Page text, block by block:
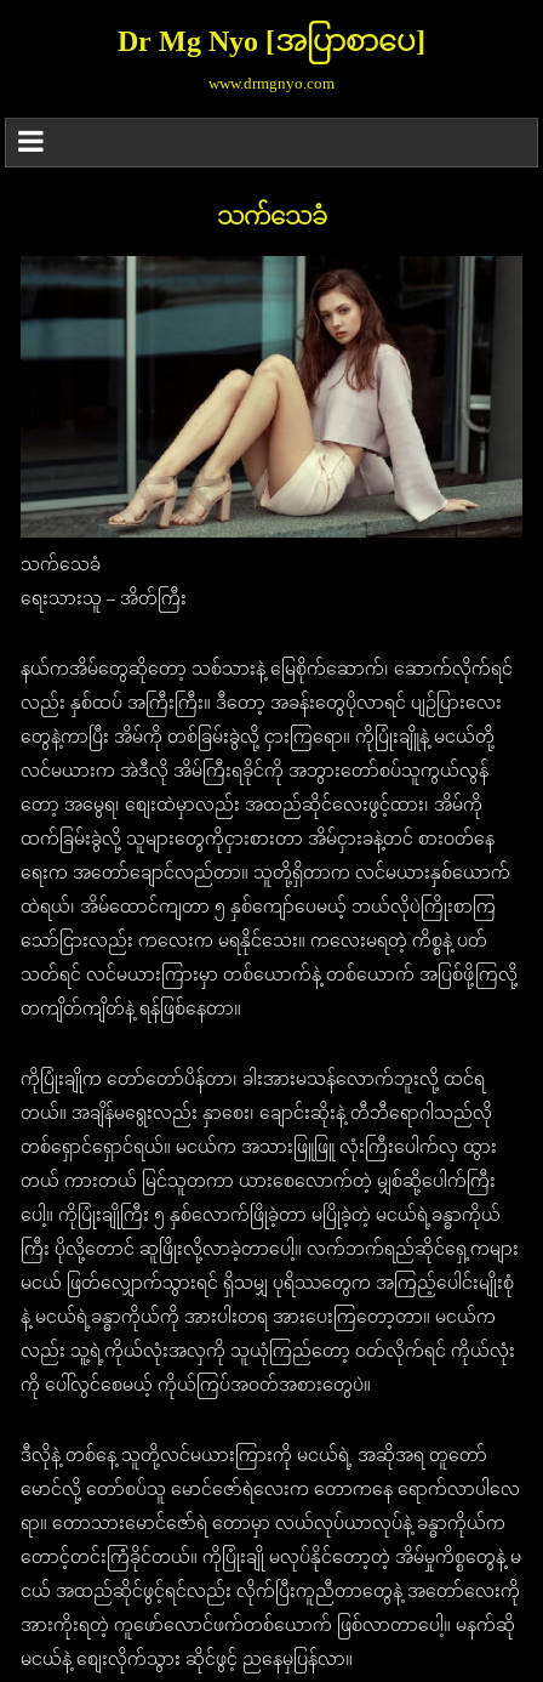
Dr Mg Nyo [အပြာစာပေ]
www.drmgnyo.com
သက်သေခံ
သက်သေခံ
ရေးသားသူ – အိတ်ကြီး
နယ်ကအိမ်တွေဆိုတော့ သစ်သားနဲ့ မြေစိုက်ဆောက်၊ ဆောက်လိုက်ရင်
လည်း နှစ်ထပ် အကြီးကြီး။ ဒီတော့ အခန်းတွေပိုလာရင် ပျဉ်ပြားလေး
တွေနဲ့ကာပြီး အိမ်ကို တစ်ခြမ်းခွဲလို့ ငှားကြရော။ ကိုပြုံးချိူနဲ့ မငယ်တို့
လင်မယားက အဲဒီလို အိမ်ကြီးရခိုင်ကို အဘွားတော်စပ်သူကွယ်လွန်
တော့ အမွေရ၊ စျေးထဲမှာလည်း အထည်ဆိုင်လေးဖွင့်ထား၊ အိမ်ကို
ထက်ခြမ်းခွဲလို့ သူများတွေကိုငှားစားတာ အိမ်ငှားခနဲ့တင် စားဝတ်နေ
ရေးက အတော်ချောင်လည်တာ။ သူတို့ရှိတာက လင်မယားနှစ်ယောက်
ထဲရယ်၊ အိမ်ထောင်ကျတာ ၅ နှစ်ကျော်ပေမယ့် ဘယ်လိုပဲကြိုးစာကြ
သော်ငြားလည်း ကလေးက မရနိုင်သေး။ ကလေးမရတဲ့ ကိစ္စနဲ့ ပတ်
သတ်ရင် လင်မယားကြားမှာ တစ်ယောက်နဲ့ တစ်ယောက် အပြစ်ဖို့ကြလို့
တကျိတ်ကျိတ်နဲ့ ရန်ဖြစ်နေတာ။
ကိုပြုံးချိုက တော်တော်ပိန်တာ၊ ခါးအားမသန်လောက်ဘူးလို့ ထင်ရ
တယ်။ အချိန်မရွေးလည်း နှာစေး၊ ချောင်းဆိုးနဲ့ တီဘီရောဂါသည်လို
တစ်ရှောင်ရှောင်ရယ်။ မငယ်က အသားဖြူဖြူ လုံးကြီးပေါက်လှ ထွား
တယ် ကားတယ် မြင်သူတကာ ယားစေလောက်တဲ့ မျှစ်ဆို့ပေါက်ကြီး
ပေါ့။ ကိုပြုံးချိုကြီး ၅ နှစ်လောက်ဖြိုခဲ့တာ မပြိုခဲ့တဲ့ မငယ်ရဲ့ခန္ဓာကိုယ်
ကြီး ပိုလို့တောင် ဆူဖြိုးလို့လာခဲ့တာပေါ့။ လက်ဘက်ရည်ဆိုင်ရှေ့ကများ
မငယ် ဖြတ်လျှောက်သွားရင် ရှိသမျှ ပုရိဿတွေက အကြည့်ပေါင်းမျိုးစုံ
နဲ့ မငယ်ရဲ့ခန္ဓာကိုယ်ကို အားပါးတရ အားပေးကြတော့တာ။ မငယ်က
လည်း သူ့ရဲ့ကိုယ်လုံးအလှကို သူယုံကြည်တော့ ဝတ်လိုက်ရင် ကိုယ်လုံး
ကို ပေါ်လွင်စေမယ့် ကိုယ်ကြပ်အဝတ်အစားတွေပဲ။
ဒီလိုနဲ့ တစ်နေ့ သူတို့လင်မယားကြားကို မငယ်ရဲ့ အဆိုအရ တူတော်
မောင်လို့ တော်စပ်သူ မောင်ဇော်ရဲလေးက တောကနေ ရောက်လာပါလေ
ရာ။ တောသားမောင်ဇော်ရဲ တောမှာ လယ်လုပ်ယာလုပ်နဲ့ ခန္ဓာကိုယ်က
တောင့်တင်းကြံခိုင်တယ်။ ကိုပြုံးချို မလုပ်နိုင်တော့တဲ့ အိမ်မှုကိစ္စတွေနဲ့ မ
ငယ် အထည်ဆိုင်ဖွင့်ရင်လည်း လိုက်ပြီးကူညီတာတွေနဲ့ အတော်လေးကို
အားကိုးရတဲ့ ကူဖော်လောင်ဖက်တစ်ယောက် ဖြစ်လာတာပေါ့။ မနက်ဆို
မငယ်နဲ့ စျေးလိုက်သွား ဆိုင်ဖွင့် ညနေမှပြန်လာ။